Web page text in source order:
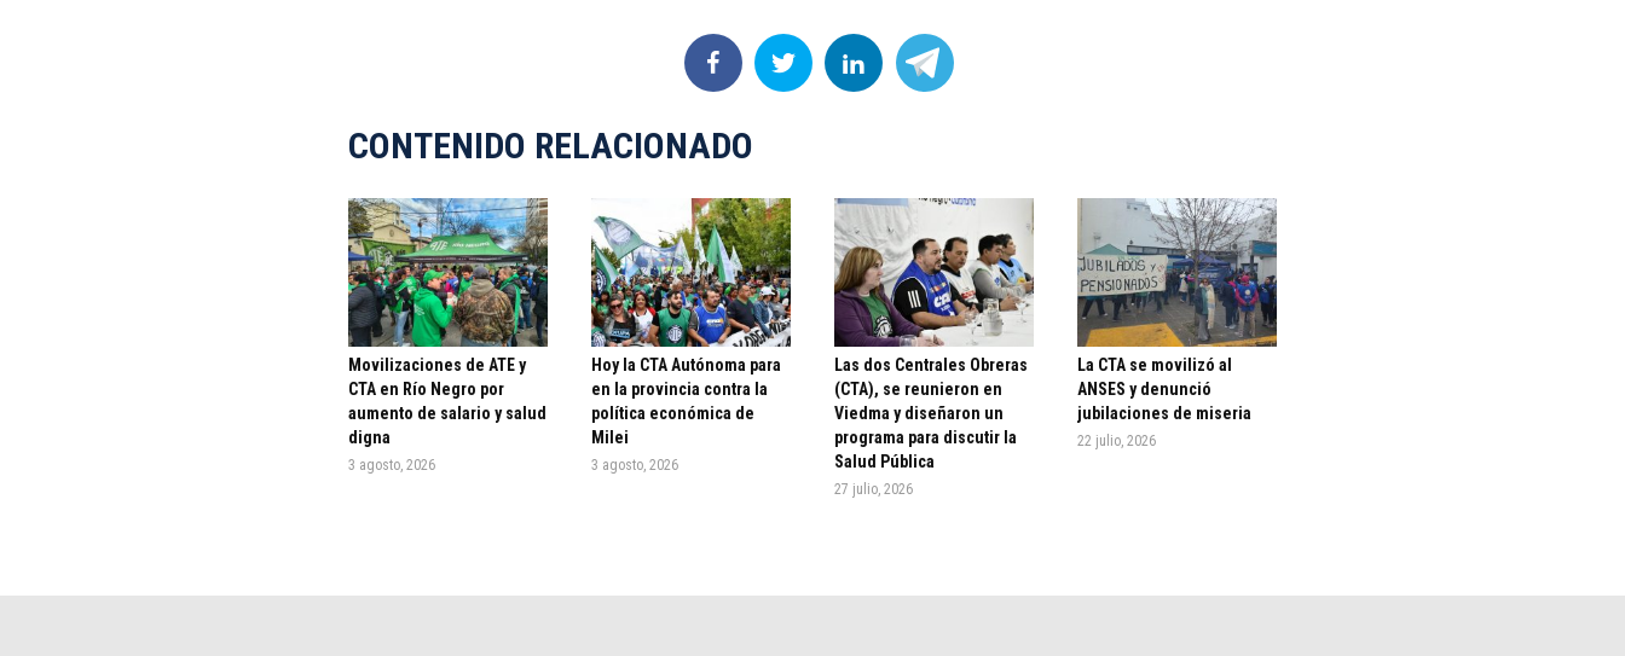
CONTENIDO RELACIONADO
Movilizaciones de ATE y
CTA en Río Negro por
aumento de salario y salud
digna
3 agosto, 2026
Hoy la CTA Autónoma para
en la provincia contra la
política económica de
Milei
3 agosto, 2026
Las dos Centrales Obreras
(CTA), se reunieron en
Viedma y diseñaron un
programa para discutir la
Salud Pública
27 julio, 2026
La CTA se movilizó al
ANSES y denunció
jubilaciones de miseria
22 julio, 2026